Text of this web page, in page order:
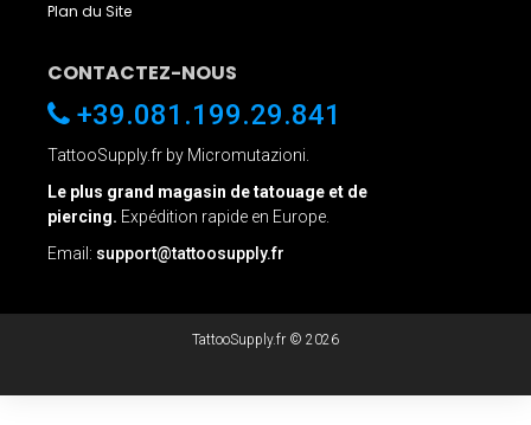
Plan du Site
CONTACTEZ-NOUS
+39.081.199.29.841
TattooSupply.fr by Micromutazioni.
Le plus grand magasin de tatouage et de
piercing. Expédition rapide en Europe.
Email: support@tattoosupply.fr
TattooSupply.fr © 2026